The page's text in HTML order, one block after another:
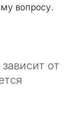
вопросу.
от